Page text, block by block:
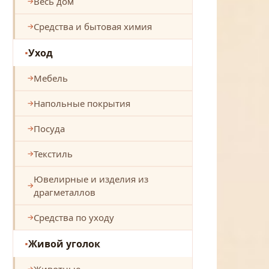
Средства и бытовая химия
Уход
Мебель
Напольные покрытия
Посуда
Текстиль
Ювелирные и изделия из
драгметаллов
Средства по уходу
Живой уголок